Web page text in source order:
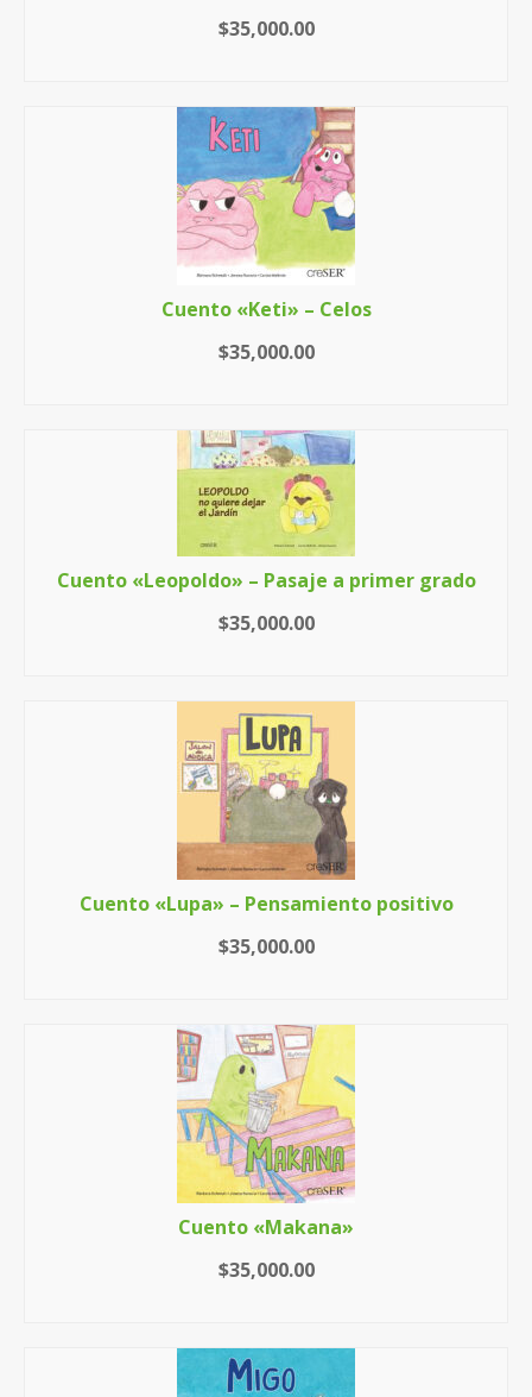
$35,000.00
Cuento «Keti» – Celos
$35,000.00
Cuento «Leopoldo» – Pasaje a primer grado
$35,000.00
Cuento «Lupa» – Pensamiento positivo
$35,000.00
Cuento «Makana»
$35,000.00